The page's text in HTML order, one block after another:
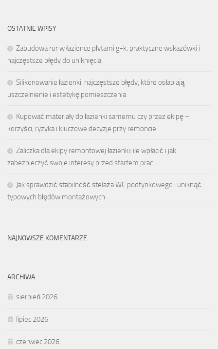
OSTATNIE WPISY
Zabudowa rur w łazience płytami g-k: praktyczne wskazówki i
najczęstsze błędy do uniknięcia
Silikonowanie łazienki: najczęstsze błędy, które osłabiają
uszczelnienie i estetykę pomieszczenia
Kupować materiały do łazienki samemu czy przez ekipę –
korzyści, ryzyka i kluczowe decyzje przy remoncie
Zaliczka dla ekipy remontowej łazienki: ile wpłacić i jak
zabezpieczyć swoje interesy przed startem prac
Jak sprawdzić stabilność stelaża WC podtynkowego i uniknąć
typowych błędów montażowych
NAJNOWSZE KOMENTARZE
ARCHIWA
sierpień 2026
lipiec 2026
czerwiec 2026